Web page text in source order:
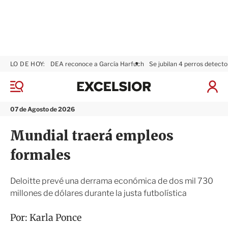
M
n
07 de Agosto de 2026
LO DE HOY: DEA reconoce a García Harfuch Se jubilan 4 perros
I
s
x
i
Mundial traerá empleos
formales
Deloitte prevé una derrama económica de dos mil 730
millones de dólares durante la justa futbolística
Por: Karla Ponce